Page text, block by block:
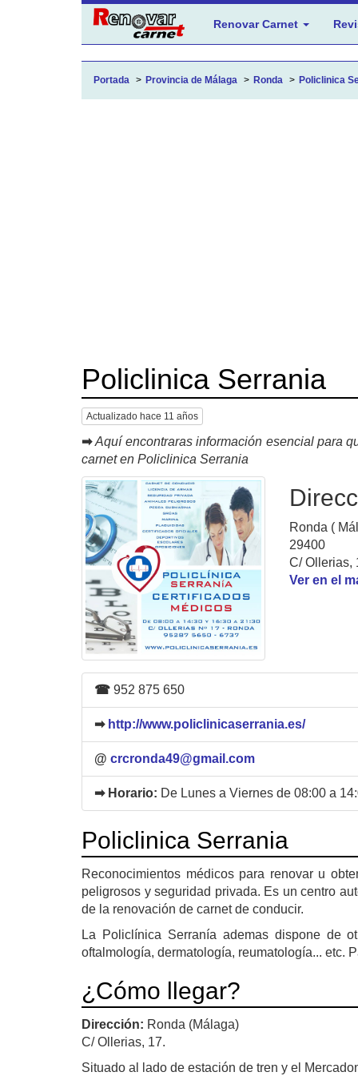
Renovar Carnet
Portada Provincia de Málaga Ronda Policlinica
Policlinica Serrania
Actualizado hace 11 años
➡ Aquí encontraras información esencial para
carnet en Policlinica Serrania
Ronda (
29400
C/ Ollerias,
Ver en el
☎ 952 875 650
➡ http://www.policlinicaserrania.es/
@ crcronda49@gmail.com
➡ Horario: De Lunes a Viernes de 08:00 a
Policlinica Serrania
Reconocimientos médicos para renovar u
peligrosos y seguridad privada. Es un centro
de la renovación de carnet de conducir.
La Policlínica Serranía ademas dispone de
oftalmología, dermatología, reumatología... etc.
¿Cómo llegar?
Dirección: Ronda (Málaga)
C/ Ollerias, 17.
Situado al lado de estación de tren y el